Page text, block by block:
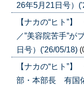
26年5月21日号）
【ナカの“ヒト”
／”美容院苦手”が
日号）('26/05/18)
【ナカの“ヒト”
部・本部長 有国